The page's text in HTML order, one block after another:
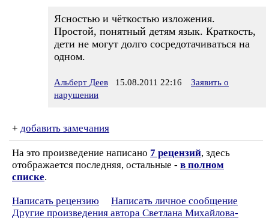
Ясностью и чёткостью изложения.
Простой, понятный детям язык. Краткость,
дети не могут долго сосредотачиваться на
одном.
Альберт Деев 15.08.2011 22:16
Заявить о
нарушении
+ добавить замечания
На это произведение написано 7 рецензий, здесь
отображается последняя, остальные - в полном
списке.
Написать рецензию
Написать личное сообщение
Другие произведения автора Светлана Михайлова-